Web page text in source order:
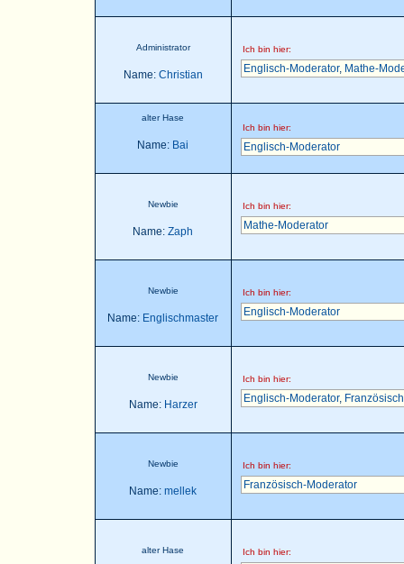
Administrator
Name: Christian
Ich bin hier:
Englisch-Moderator, Mathe-
alter Hase
Name: Bai
Ich bin hier:
Englisch-Moderator
Newbie
Name: Zaph
Ich bin hier:
Mathe-Moderator
Newbie
Name: Englischmaster
Ich bin hier:
Englisch-Moderator
Newbie
Name: Harzer
Ich bin hier:
Englisch-Moderator,
Newbie
Name: mellek
Ich bin hier:
Französisch-Moderator
alter Hase Ich bin hier: